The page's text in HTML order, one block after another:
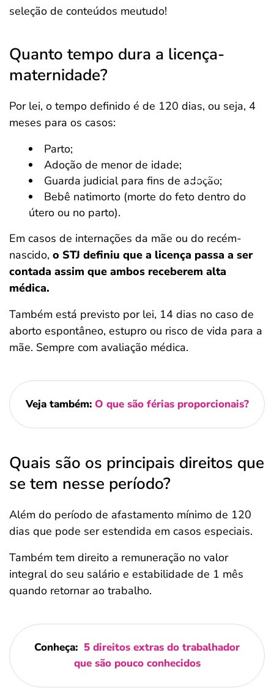
Salvar Ferramenta
seleção de conteúdos meutudo!
Quanto tempo dura a licença-
maternidade?
Por lei, o tempo definido é de 120 dias, ou seja, 4
meses para os casos:
Parto;
Adoção de menor de idade;
Guarda judicial para fins de adoção;
Bebê natimorto (morte do feto dentro do
útero ou no parto).
Em casos de internações da mãe ou do recém-
nascido, o STJ definiu que a licença passa a ser
contada assim que ambos receberem alta
médica.
Também está previsto por lei, 14 dias no caso de
aborto espontâneo, estupro ou risco de vida para a
mãe. Sempre com avaliação médica.
Veja também: O que são férias proporcionais?
Quais são os principais direitos que
se tem nesse período?
Além do período de afastamento mínimo de 120
dias que pode ser estendida em casos especiais.
Também tem direito a remuneração no valor
integral do seu salário e estabilidade de 1 mês
quando retornar ao trabalho.
Conheça: 5 direitos extras do trabalhador
que são pouco conhecidos